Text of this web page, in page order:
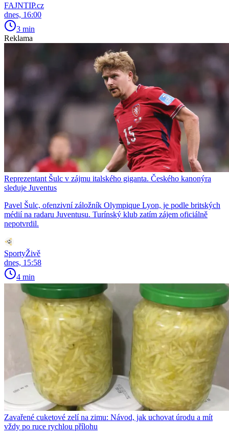
FAJNTIP.cz
dnes, 16:00
3 min
Reklama
Reprezentant Šulc v zájmu italského giganta. Českého kanonýra
sleduje Juventus
Pavel Šulc, ofenzivní záložník Olympique Lyon, je podle britských
médií na radaru Juventusu. Turínský klub zatím zájem oficiálně
nepotvrdil.
SportyŽivě
dnes, 15:58
4 min
Zavařené cuketové zelí na zimu: Návod, jak uchovat úrodu a mít
vždy po ruce rychlou přílohu